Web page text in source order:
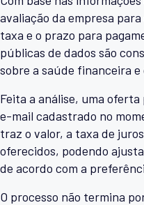
avaliação da empresa
taxa e o prazo para
públicas de dados são
sobre a saúde financeira
Feita a análise, uma
e-mail cadastrado no
traz o valor, a taxa de
oferecidos, podendo
de acordo com a
O processo não termina